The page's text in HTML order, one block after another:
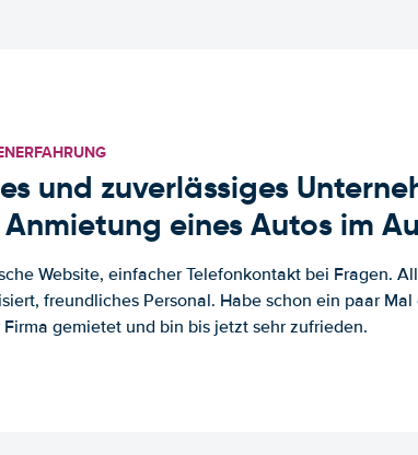
und zuverlässiges
eines Autos im
Website, einfacher Telefonkontakt bei Fragen.
freundliches Personal. Habe schon ein paar
Firma gemietet und bin bis jetzt sehr zufrieden.